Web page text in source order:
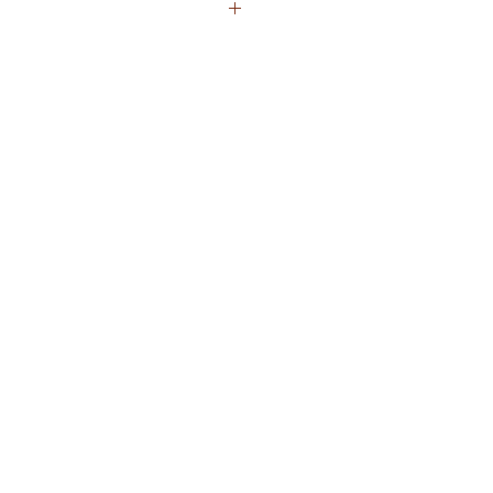
Européenne
ou de baignade: pour
le site !
à l'abri lorsque
à l'aiguille, imaginée